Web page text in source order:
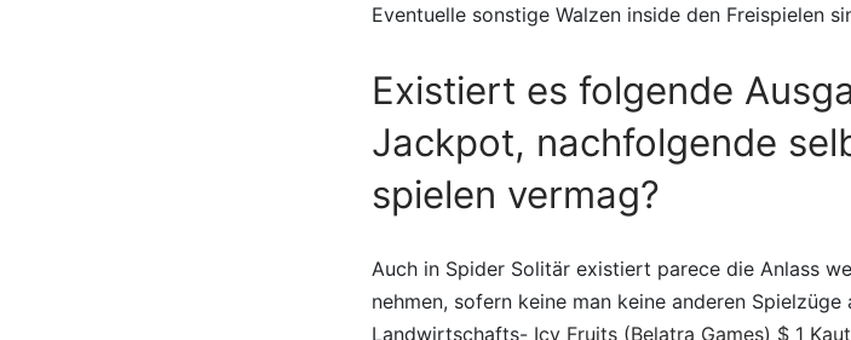
Eventuelle sonstige Walzen inside den Freispielen
Existiert es folgende
Jackpot, nachfolgende
spielen vermag?
Auch in Spider Solitär existiert parece die Anlass
nehmen, sofern keine man keine anderen
Landwirtschafts- Icy Fruits (Belatra Games) $ 1